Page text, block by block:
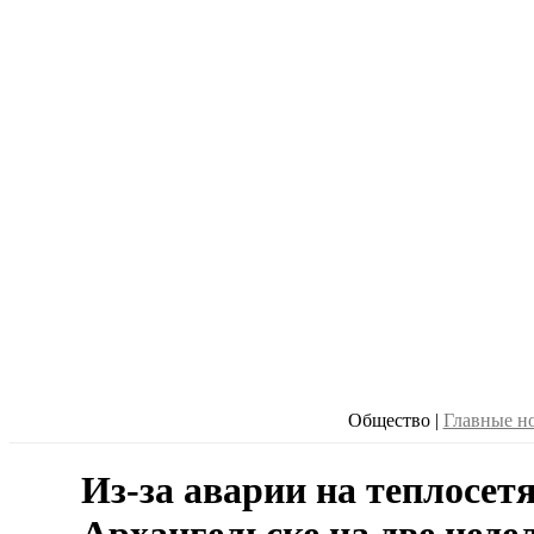
Общество | Главные
Из-за аварии на